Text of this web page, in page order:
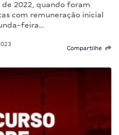
de 2022, quando foram
com remuneração inicial
feira…
Compartilhe